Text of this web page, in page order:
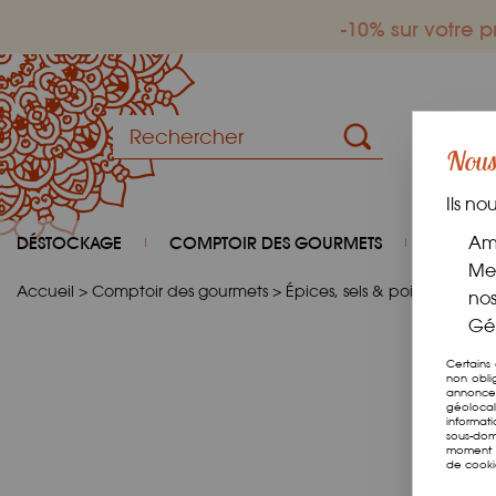
-10% sur votre
DÉSTOCKAGE COMPTOIR DES GOURMETS COIN
Accueil > Comptoir des gourmets > Épices, sels & poivres
Ils
Certains
non
sous-
moment
de